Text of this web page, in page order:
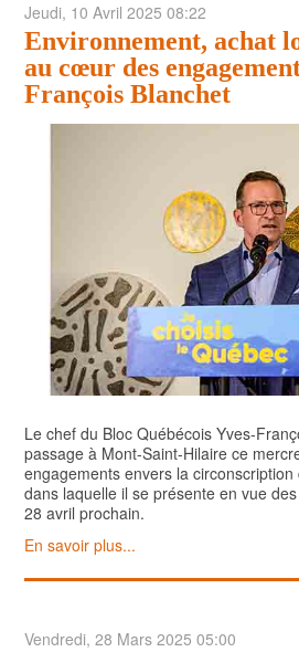
ENVIRONNEMENT
ÉCONOMIE
ÉDUCATION
Jeudi, 10 Avril 2025 08:22
Environnement, achat
au cœur des
François Blanchet
Le chef du Bloc Québécois Yves-
passage à Mont-Saint-Hilaire ce
engagements envers la
dans laquelle il se présente en vue
28 avril prochain.
En savoir plus...
Vendredi, 28 Mars 2025 05:00